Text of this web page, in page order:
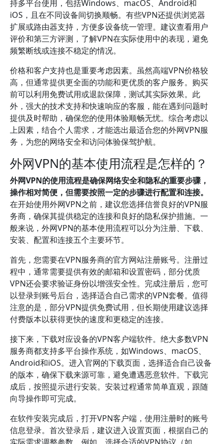
持多平台使用，包括Windows、macOS、Android和
iOS，且在不同设备间切换顺畅。有些VPN还提供浏览器
扩展或路由器支持，方便多设备统一管理。建议查看用户
评价和第三方评测，了解VPN在实际使用中的表现，避免
频繁断线或连接不稳定的情况。
价格和客户支持也是重要考虑因素。虽然高端VPN价格较
高，但通常提供更全面的功能和更优质的客户服务。购买
前可以利用免费试用或退款保障，测试其实际效果。此
外，强大的技术支持和快速响应的客服，能在遇到问题时
提供及时帮助，确保您的使用体验顺畅无忧。综合考虑以
上因素，结合个人需求，才能选出最适合您的外网VPN服
务，为您的网络安全和访问体验保驾护航。
外网VPN的基本使用流程是怎样的？
外网VPN的使用流程是确保网络安全和隐私的重要步骤，
操作相对简便，但需要按照一定的步骤进行配置和连接。
在开始使用外网VPN之前，建议您选择信誉良好的VPN服
务商，确保其提供稳定的连接和良好的隐私保护措施。一
般来说，外网VPN的基本使用流程可以分为注册、下载、
安装、配置和连接五个主要环节。
首先，您需要在VPN服务商的官方网站注册账号。注册过
程中，通常需要提供有效的邮箱和设置密码，部分优质
VPN还会要求验证身份以增强安全性。完成注册后，您可
以登录到账号后台，选择适合自己需求的VPN套餐。值得
注意的是，部分VPN提供免费试用，但长期使用建议选择
付费版本以获得更快的速度和更稳定的连接。
接下来，下载对应设备的VPN客户端软件。绝大多数VPN
服务商都支持多平台操作系统，如Windows、macOS、
Android和iOS。进入官网的下载页面，选择适合自己设备
的版本，确保下载来源可靠，避免遭遇恶意软件。下载完
成后，按照提示进行安装。安装过程通常简单直观，跟随
向导操作即可完成。
在软件安装完成后，打开VPN客户端，使用注册时的账号
信息登录。首次登录后，建议进入设置页面，根据自己的